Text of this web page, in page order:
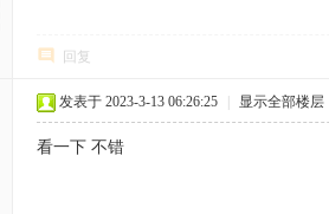
回复
发表于 2023-3-13 06:26:25 显示全部楼层
看一下 不错